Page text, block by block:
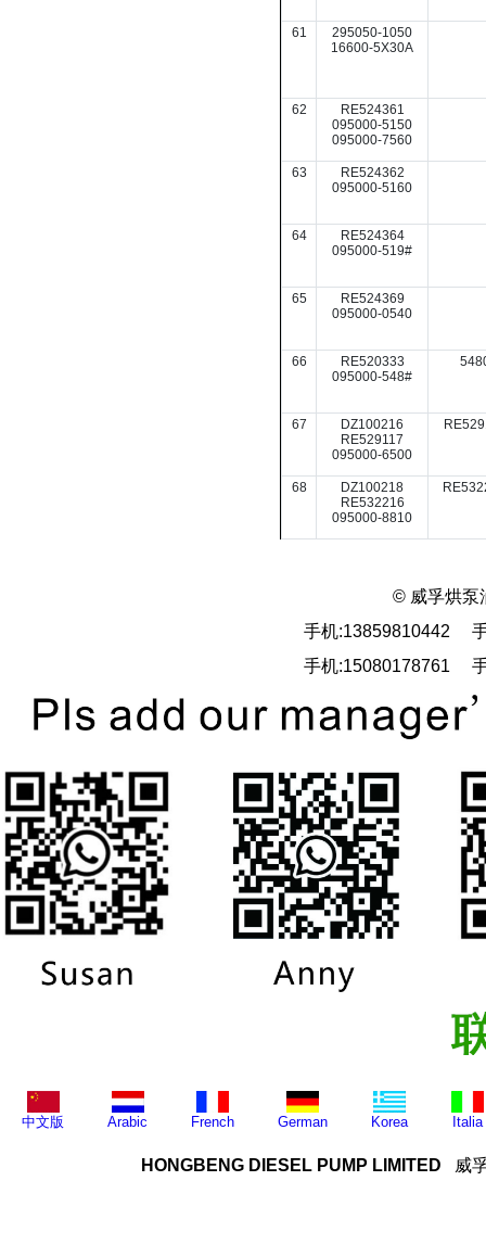
61
295050-1050
16600-5X30A
62
RE524361
095000-5150
095000-7560
63
RE524362
095000-5160
64
RE524364
095000-519#
65
RE524369
095000-0540
66
RE520333
095000-548#
67
DZ100216
RE529117
095000-6500
68
DZ100218
RE532216
095000-8810
© 威孚烘泵
手机:13859810442
手机:15080178761
中文版 Arabic French German Korea Italia
HONGBENG DIESEL PUMP LIMITED 威